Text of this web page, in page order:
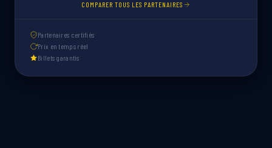
COMPARER TOUS LES PARTENAIRES
Partenaires certifiés
Prix en temps réel
Billets garantis